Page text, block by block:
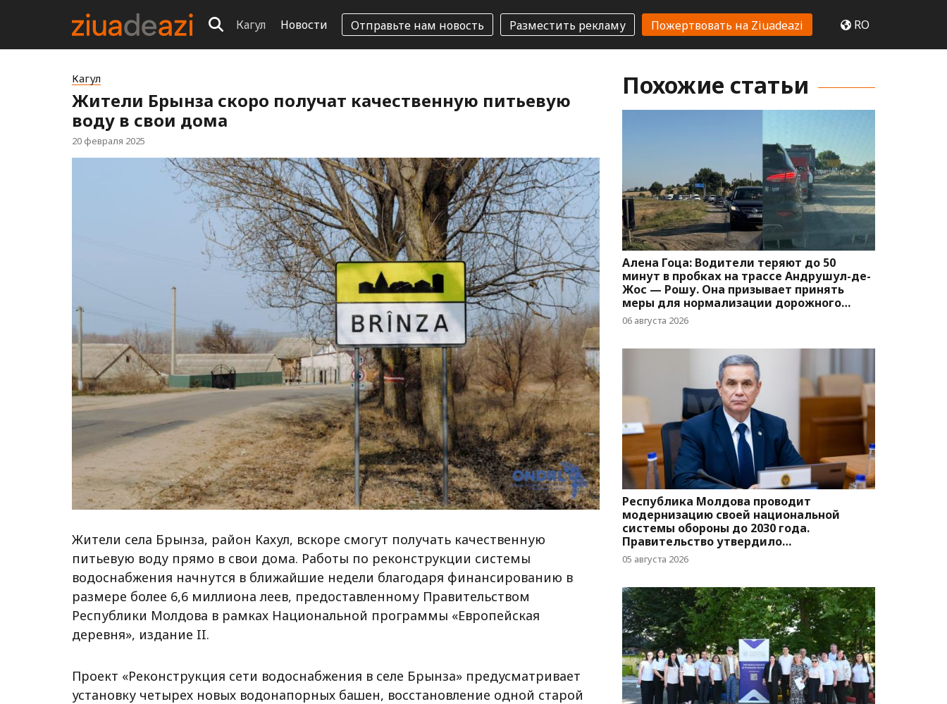
Кагул Новости Отправьте нам новость Разместить рекламу Пожертвовать на Ziuadeazi RO
Кагул
Жители Брынза скоро получат качественную питьевую
воду в свои дома
20 февраля 2025
Жители села Брынза, район Кахул, вскоре смогут получать качественную
питьевую воду прямо в свои дома. Работы по реконструкции системы
водоснабжения начнутся в ближайшие недели благодаря финансированию в
размере более 6,6 миллиона леев, предоставленному Правительством
Республики Молдова в рамках Национальной программы «Европейская
деревня», издание II.
Проект «Реконструкция сети водоснабжения в селе Брынза» предусматривает
установку четырех новых водонапорных башен, восстановление одной старой
Похожие статьи
Алена Гоца: Водители теряют до 50
минут в пробках на трассе Андрушул-де-
Жос — Рошу. Она призывает принять
меры для нормализации дорожного
движения
06 августа 2026
Республика Молдова проводит
модернизацию своей национальной
системы обороны до 2030 года.
Правительство утвердило
соответствующую программу
05 августа 2026